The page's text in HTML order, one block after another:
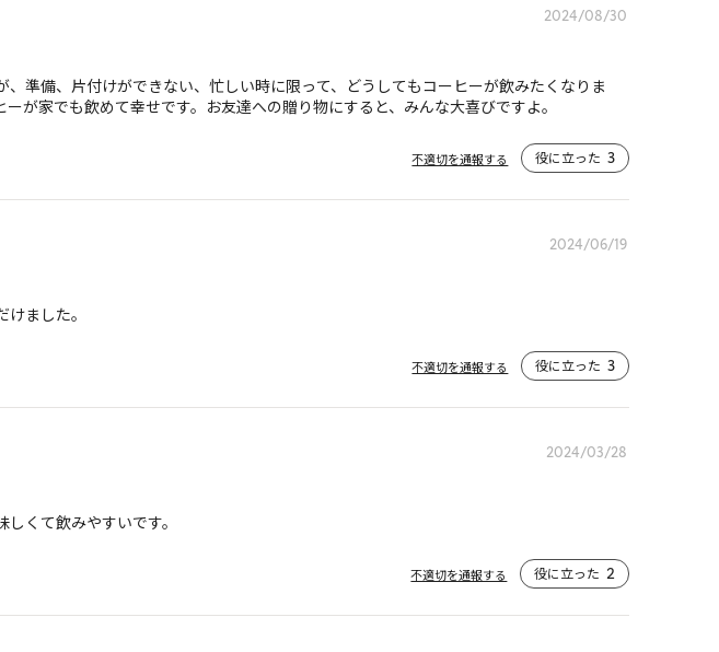
2024/08/30
準備、片付けができない、忙しい時に限って、どうしてもコーヒーが飲みたくなりま
が家でも飲めて幸せです。お友達への贈り物にすると、みんな大喜びですよ。
不適切を通報する 役に立った 3
2024/06/19
ました。
不適切を通報する 役に立った 3
2024/03/28
くて飲みやすいです。
不適切を通報する 役に立った 2